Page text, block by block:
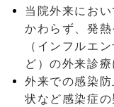
当院外来にお
かわらず、発
（インフルエ
ど）の外来診療
外来での感染
状など感染症